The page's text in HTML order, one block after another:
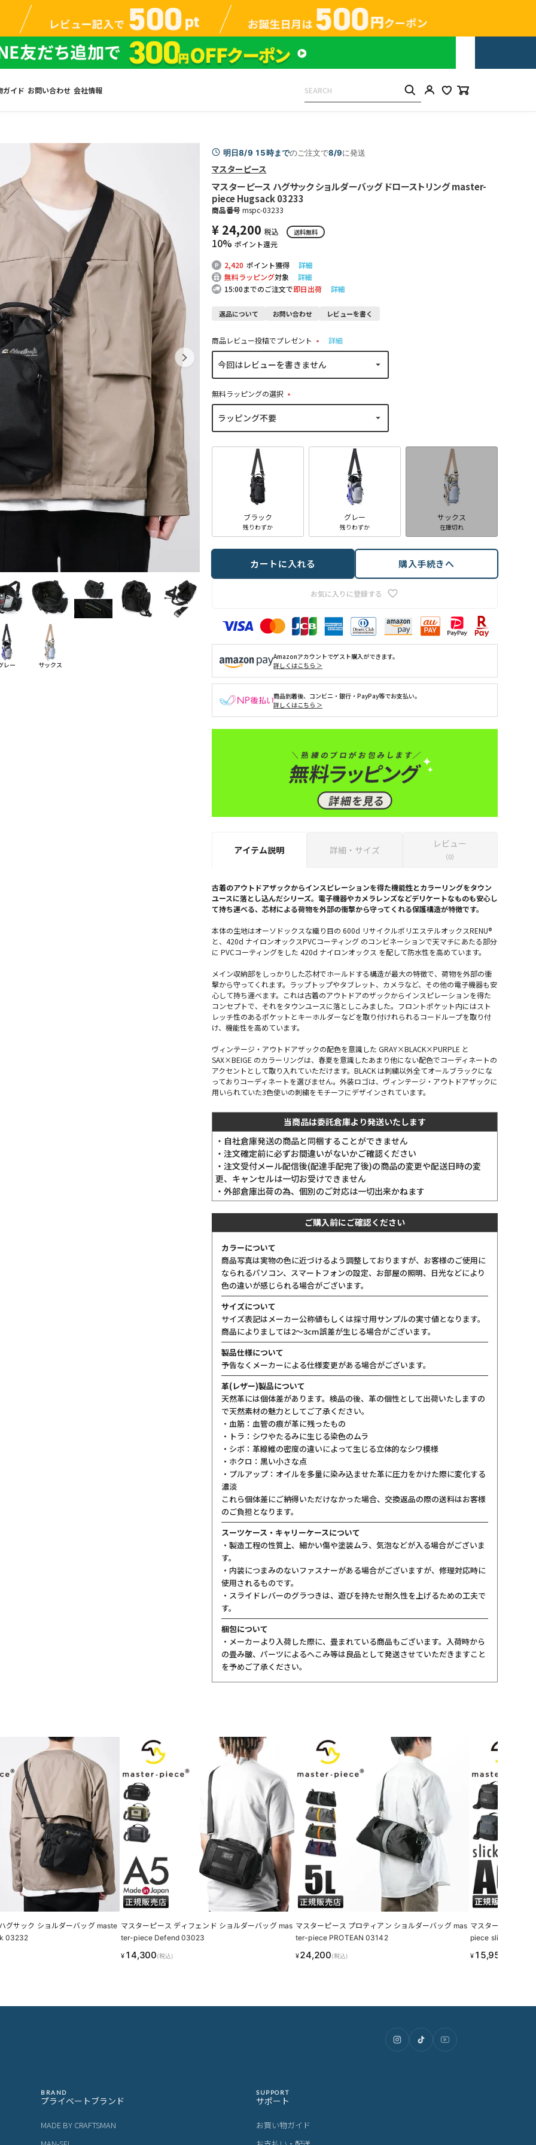
ガイド お問い合わせ 会社情報
レー サックス
明日8/9 15時までのご注文で8/9に発送
マスターピース
マスターピース ハグサック ショルダーバッグ ドローストリング master-
piece Hugsack 03233
商品番号 mspc-03233
¥ 24,200 税込 送料無料
10% ポイント還元
2,420 ポイント獲得
詳細
無料ラッピング対象
詳細
15:00までのご注文で即日出荷 詳細
返品について お問い合わせ レビューを書く
商品レビュー投稿でプレゼント
(
必
)
詳細
無料ラッピングの選択
(
)
ブラック
残りわずか
グレー
残りわずか
サックス
在庫切れ
お気に入りに登録する
カートに入れる 購入手続きへ
Amazonアカウントでゲスト購入ができます。
詳しくはこちら ＞
商品到着後、コンビニ・銀行・PayPay等でお支払い。
詳しくはこちら ＞
アイテム説明 詳細・サイズ
レビュー
（0）
古着のアウトドアザックからインスピレーションを得た機能性とカラーリングをタウン
ユースに落とし込んだシリーズ。電子機器やカメラレンズなどデリケートなものも安心し
て持ち運べる、芯材による荷物を外部の衝撃から守ってくれる保護構造が特徴です。
本体の生地はオーソドックスな織り目の 600d リサイクルポリエステルオックスRENU®
と、420d ナイロンオックスPVCコーティング のコンビネーションで天マチにあたる部分
に PVCコーティングをした 420d ナイロンオックス を配して防水性を高めています。
メイン収納部をしっかりした芯材でホールドする構造が最大の特徴で、荷物を外部の衝
撃から守ってくれます。ラップトップやタブレット、カメラなど、その他の電子機器も安
心して持ち運べます。これは古着のアウトドアのザックからインスピレーションを得た
コンセプトで、それをタウンユースに落としこみました。フロントポケット内にはスト
レッチ性のあるポケットとキーホルダーなどを取り付けれられるコードループを取り付
け、機能性を高めています。
ヴィンテージ・アウトドアザックの配色を意識した GRAY×BLACK×PURPLE と
SAX×BEIGE のカラーリングは、春夏を意識したあまり他にない配色でコーディネートの
アクセントとして取り入れていただけます。BLACK は刺繍以外全てオールブラックにな
っておりコーディネートを選びません。外装ロゴは、ヴィンテージ・アウトドアザックに
用いられていた3色使いの刺繍をモチーフにデザインされています。
当商品は委託倉庫より発送いたします
・自社倉庫発送の商品と同梱することができません
・注文確定前に必ずお間違いがないかご確認ください
・注文受付メール配信後(配達手配完了後)の商品の変更や配送日時の変
更、キャンセルは一切お受けできません
・外部倉庫出荷の為、個別のご対応は一切出来かねます
ご購入前にご確認ください
カラーについて
商品写真は実物の色に近づけるよう調整しておりますが、お客様のご使用に
なられるパソコン、スマートフォンの設定、お部屋の照明、日光などにより
色の違いが感じられる場合がございます。
サイズについて
サイズ表記はメーカー公称値もしくは採寸用サンプルの実寸値となります。
商品によりましては2〜3cm誤差が生じる場合がございます。
製品仕様について
予告なくメーカーによる仕様変更がある場合がございます。
革(レザー)製品について
天然革には個体差があります。検品の後、革の個性として出荷いたしますの
で天然素材の魅力としてご了承ください。
・血筋：血管の痕が革に残ったもの
・トラ：シワやたるみに生じる染色のムラ
・シボ：革線維の密度の違いによって生じる立体的なシワ模様
・ホクロ：黒い小さな点
・プルアップ：オイルを多量に染み込ませた革に圧力をかけた際に変化する
濃淡
これら個体差にご納得いただけなかった場合、交換返品の際の送料はお客様
のご負担となります。
スーツケース・キャリーケースについて
・製造工程の性質上、細かい傷や塗装ムラ、気泡などが入る場合がございま
す。
・内装につまみのないファスナーがある場合がございますが、修理対応時に
使用されるものです。
・スライドレバーのグラつきは、遊びを持たせ耐久性を上げるための工夫で
す。
梱包について
・メーカーより入荷した際に、畳まれている商品もございます。入荷時から
の畳み皺、パーツによるへこみ等は良品として発送させていただきますこと
を予めご了承ください。
グサック ショルダーバッグ maste
03232
マスターピース ディフェンド ショルダーバッグ mas
ter-piece Defend 03023
¥ 14,300(税込)
マスターピース プロティアン ショルダーバッグ mas
ter-piece PROTEAN 03142
¥24,200(税込)
マスターピース ス
piece slick 02488
¥ 15,950
BRAND
プライベートブランド
MADE BY CRAFTSMAN
SUPPORT
サポート
お買い物ガイド